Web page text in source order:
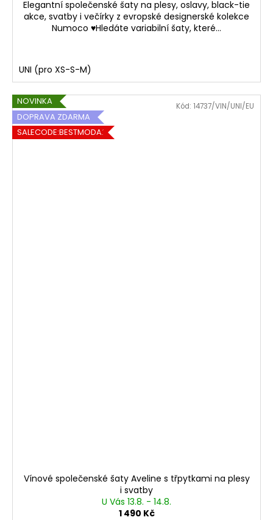
Elegantní společenské šaty na plesy, oslavy, black-tie
akce, svatby i večírky z evropské designerské kolekce
Numoco ♥Hledáte variabilní šaty, které...
UNI (pro XS-S-M)
NOVINKA
DOPRAVA ZDARMA
SALECODE:BESTMODA20:20:%
Vínové společenské šaty Aveline s třpytkami na plesy
i svatby
U Vás 13.8. - 14.8.
1 490 Kč
Kód: 14737/VIN/UNI/EU